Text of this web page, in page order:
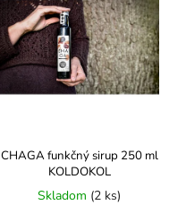
CHAGA funkčný sirup 250 ml
KOLDOKOL
Skladom (2 ks)